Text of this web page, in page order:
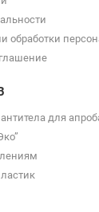
обработки
для